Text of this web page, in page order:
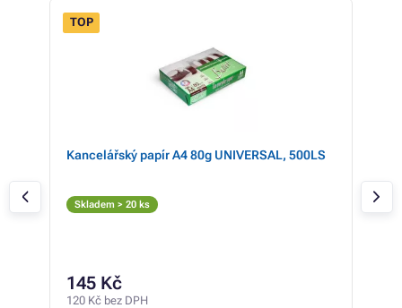
TOP
Kancelářský papír A4 80g UNIVERSAL, 500LS
Skladem > 20 ks
145 Kč
120 Kč bez DPH